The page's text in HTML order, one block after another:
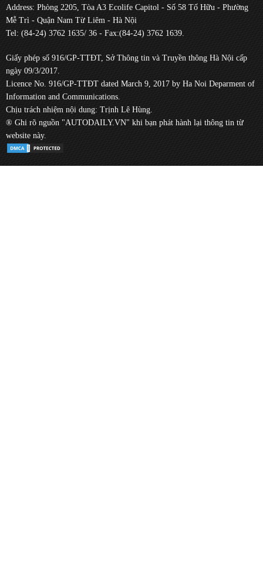
Address: Phòng 2205, Tòa A3 Ecolife Capitol - Số 58 Tố Hữu - Phường
Mễ Trì - Quận Nam Từ Liêm - Hà Nội
Tel: (84-24) 3762 1635/ 36 - Fax:(84-24) 3762 1639.
Giấy phép số 916/GP-TTĐT, Sở Thông tin và Truyền thông Hà Nội cấp
ngày 09/3/2017.
Licence No. 916/GP-TTĐT dated March 9, 2017 by Ha Noi Deparment of
Information and Communications.
Chịu trách nhiệm nội dung: Trịnh Lê Hùng.
® Ghi rõ nguồn "AUTODAILY.VN" khi bạn phát hành lại thông tin từ
website này.